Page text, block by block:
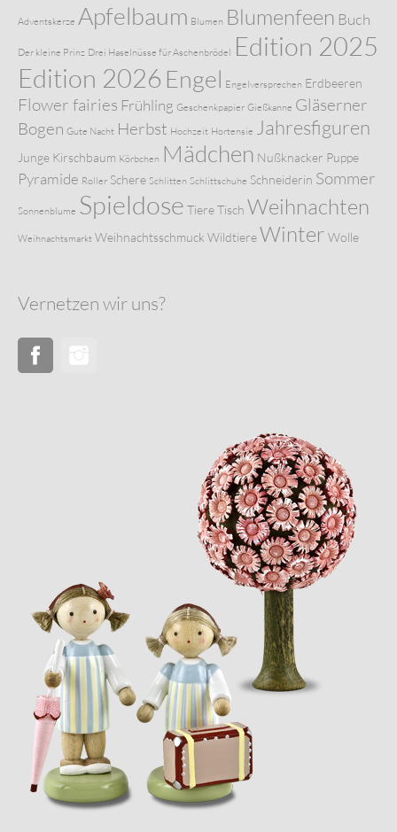
Adventskerze Apfelbaum Blumen Blumenfeen Buch
Der kleine Prinz Drei Haselnüsse für Aschenbrödel Edition 2025
Edition 2026 Engel Engelversprechen Erdbeeren
Flower fairies Frühling Geschenkpapier Gießkanne Gläserner
Bogen Gute Nacht Herbst Hochzeit Hortensie Jahresfiguren
Junge Kirschbaum Körbchen Mädchen Nußknacker Puppe
Pyramide Roller Schere Schlitten Schlittschuhe Schneiderin Sommer
Sonnenblume Spieldose TiereTisch Weihnachten
Weihnachtsmarkt Weihnachtsschmuck WildtiereWinter Wolle
Vernetzen wir uns?